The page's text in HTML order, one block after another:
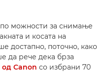
по можности за снимање
и косата на
достапно, поточно, како
да рече дека брза
од Canon со избрани 70